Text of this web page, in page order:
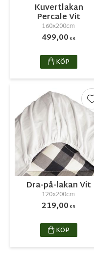
Kuvertlakan
Percale Vit
160x200cm
499,00KR
KÖP
Dra-på-lakan Vit
120x200cm
219,00KR
KÖP